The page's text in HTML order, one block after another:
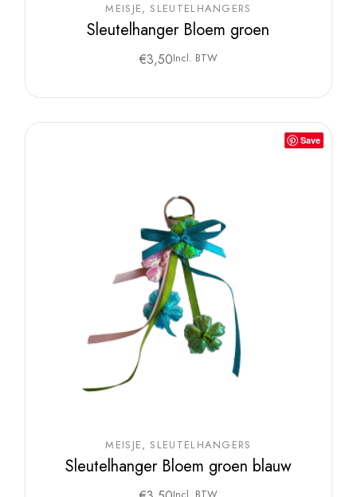
MEISJE SLEUTELHANGERS
Sleutelhanger Bloem groen
€3,50Incl. BTW
Save
MEISJE SLEUTELHANGERS
Sleutelhanger Bloem groen blauw